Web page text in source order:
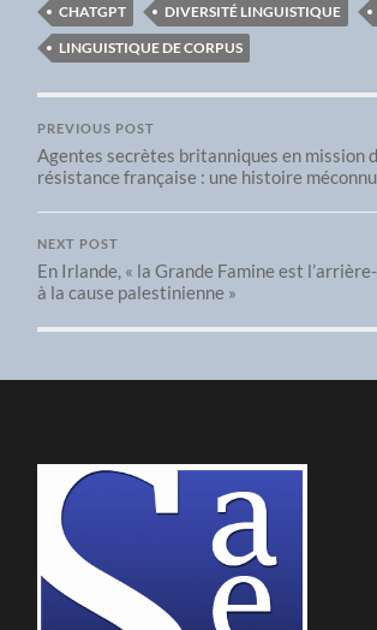
CHATGPT DIVERSITÉ LINGUISTIQUE
LINGUISTIQUE DE CORPUS
PREVIOUS POST
Agentes secrètes britanniques en mission
résistance française : une histoire
NEXT POST
En Irlande, « la Grande Famine est
à la cause palestinienne »